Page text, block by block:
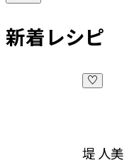
新着レシピ
重信 初江